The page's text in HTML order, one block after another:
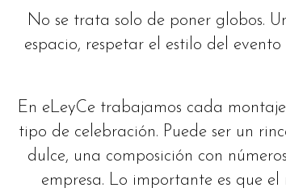
No se trata solo de poner globos.
espacio, respetar el estilo del
En eLeyCe trabajamos cada
tipo de celebración. Puede ser un
dulce, una composición con
empresa. Lo importante es que